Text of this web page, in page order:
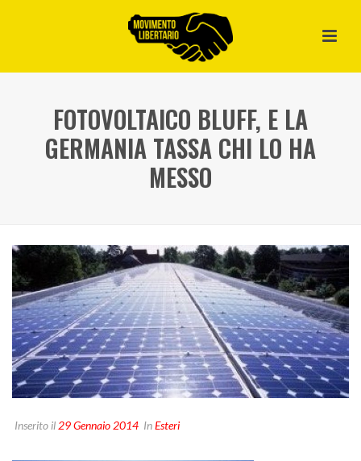
FOTOVOLTAICO BLUFF, E LA
GERMANIA TASSA CHI LO HA
MESSO
Inserito il 29 Gennaio 2014 InEsteri